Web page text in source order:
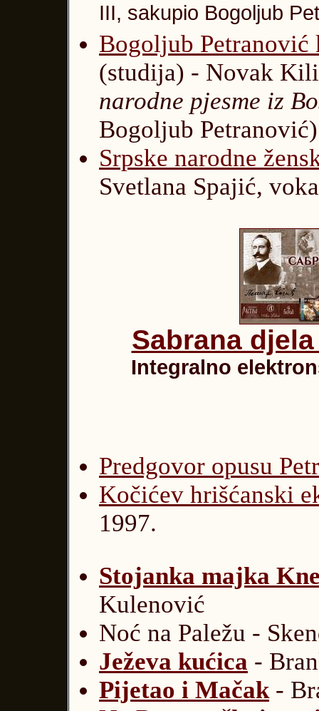
III, sakupio Bogoljub
Bogoljub Petranović
(studija) - Novak
narodne pjesme iz
Bogoljub
Srpske narodne
Svetlana Spajić,
Sabrana
Integralno
Predgovor opusu
Kočićev hrišćanski
1997.
Stojanka majka
Kulenović
Noć na Paležu - S
Ježeva kućica -
Pijetao i Mačak-